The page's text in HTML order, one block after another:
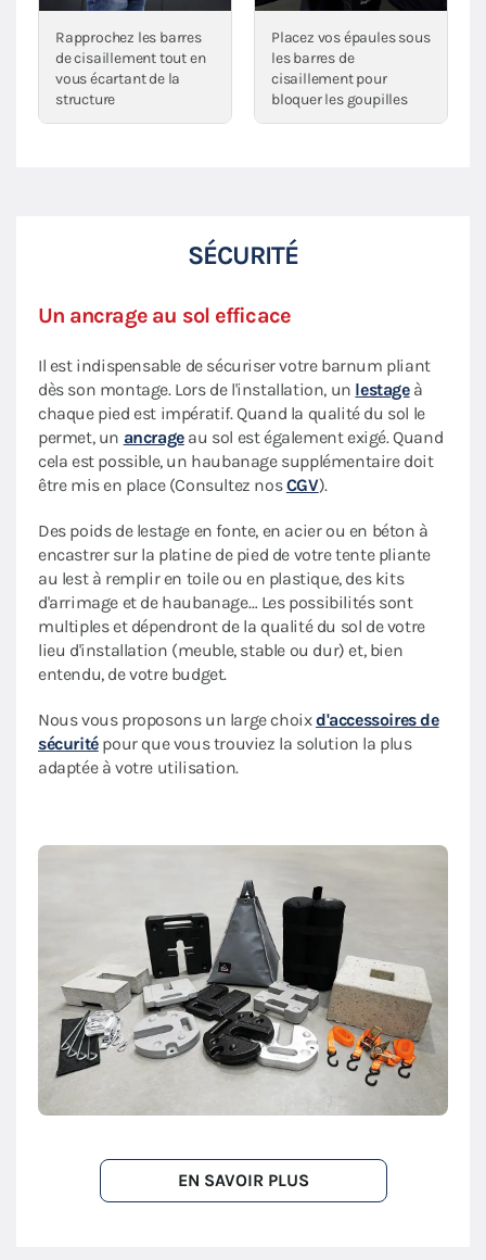
Rapprochez les barres
de cisaillement tout en
vous écartant de la
structure
Placez vos épaules sous
les barres de
cisaillement pour
bloquer les goupilles
SÉCURITÉ
Un ancrage au sol efficace
Il est indispensable de sécuriser votre barnum pliant
dès son montage. Lors de l'installation, un lestageà
chaque pied est impératif. Quand la qualité du sol le
permet, un ancrageau sol est également exigé. Quand
cela est possible, un haubanage supplémentaire doit
être mis en place (Consultez nosCGV).
Des poids de lestage en fonte, en acier ou en béton à
encastrer sur la platine de pied de votre tente pliante
au lest à remplir en toile ou en plastique, des kits
d'arrimage et de haubanage… Les possibilités sont
multiples et dépendront de la qualité du sol de votre
lieu d'installation (meuble, stable ou dur) et, bien
entendu, de votre budget.
Nous vous proposons un large choixd'accessoires de
sécuritépour que vous trouviez la solution la plus
adaptée à votre utilisation.
EN SAVOIR PLUS